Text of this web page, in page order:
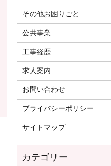
その他お困りごと
公共事業
工事経歴
求人案内
お問い合わせ
プライバシーポリシー
サイトマップ